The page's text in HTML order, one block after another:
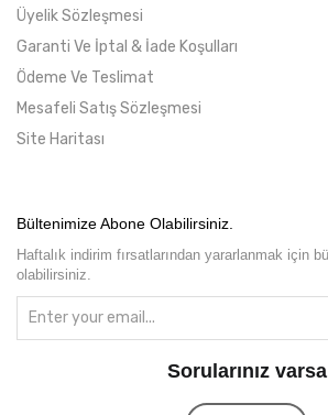
Üyelik Sözleşmesi
Garanti Ve İptal & İade Koşulları
Ödeme Ve Teslimat
Mesafeli Satış Sözleşmesi
Site Haritası
Bültenimize Abone Olabilirsiniz.
Haftalık indirim fırsatlarından yararlanmak için
olabilirsiniz.
Sorularınız varsa